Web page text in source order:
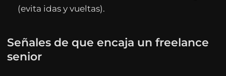
(evita idas y vueltas).
Señales de que encaja un freelance
senior